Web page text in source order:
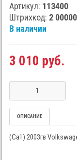
Артикул: 113400
Штрихкод: 2
В наличии
3 010 руб.
ОПИСАНИЕ
(Са1) 2003гв